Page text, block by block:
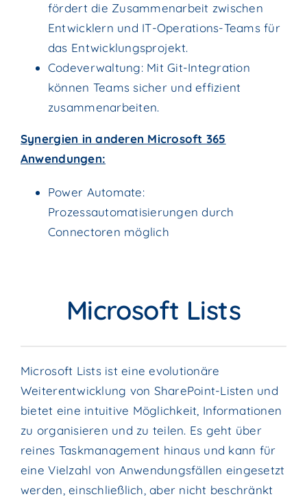
fördert die Zusammenarbeit zwischen
Entwicklern und IT-Operations-Teams für
das Entwicklungsprojekt.
Codeverwaltung: Mit Git-Integration
können Teams sicher und effizient
zusammenarbeiten.
Synergien in anderen Microsoft 365
Anwendungen:
Power Automate:
Prozessautomatisierungen durch
Connectoren möglich
Microsoft Lists
Microsoft Lists ist eine evolutionäre
Weiterentwicklung von SharePoint-Listen und
bietet eine intuitive Möglichkeit, Informationen
zu organisieren und zu teilen. Es geht über
reines Taskmanagement hinaus und kann für
eine Vielzahl von Anwendungsfällen eingesetzt
werden, einschließlich, aber nicht beschränkt